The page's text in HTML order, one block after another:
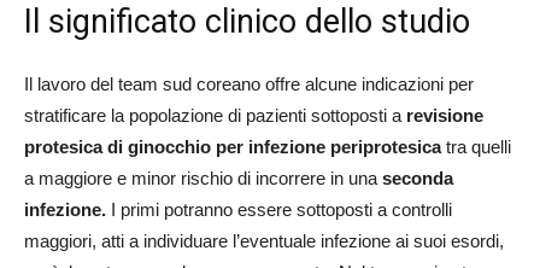
Il significato clinico dello studio
Il lavoro del team sud coreano offre alcune indicazioni per
stratificare la popolazione di pazienti sottoposti a revisione
protesica di ginocchio per infezione periprotesicatra quelli
a maggiore e minor rischio di incorrere in una seconda
infezione. I primi potranno essere sottoposti a controlli
maggiori, atti a individuare l’eventuale infezione ai suoi esordi,